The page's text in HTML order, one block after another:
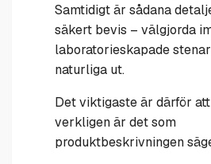
Samtidigt är sådana
säkert bevis – välgjorda
laboratorieskapade
naturliga ut.
Det viktigaste är därför
verkligen är det som
produktbeskrivningen